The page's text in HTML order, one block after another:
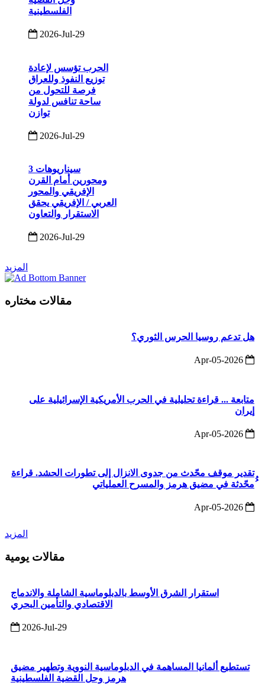
الفلسطينية
2026-Jul-29
الحرب تؤسس لإعادة
توزيع النفوذ وللعراق
فرصة للتحول من
ساحة تنافس لدولة
توازن
2026-Jul-29
3 سيناريوهات
ومحورين أمام القرن
الإفريقي والمحور
العربي / الإفريقي يحقق
الاستقرار والتعاون
2026-Jul-29
المزيد
مقالات مختاره
هل تدعم روسيا الحرس الثوري؟
متابعة ... قراءة تحليلية في الحرب الأمريكية الإسرائيلية على
إيران
تقدير موقف محّدث من جدوى الانزال إلى تطورات الحشد. قراءة
ُُمحّدثة في مضيق هرمز والمسرح العملياتي
المزيد
مقالات يومية
استقرار الشرق الأوسط بالدبلوماسية الشاملة والاندماج
الاقتصادي والتأمين البحري
2026-Jul-29
تستطيع ألمانيا المساهمة في الدبلوماسية النووية وتطهير مضيق
هرمز وحل القضية الفلسطينية